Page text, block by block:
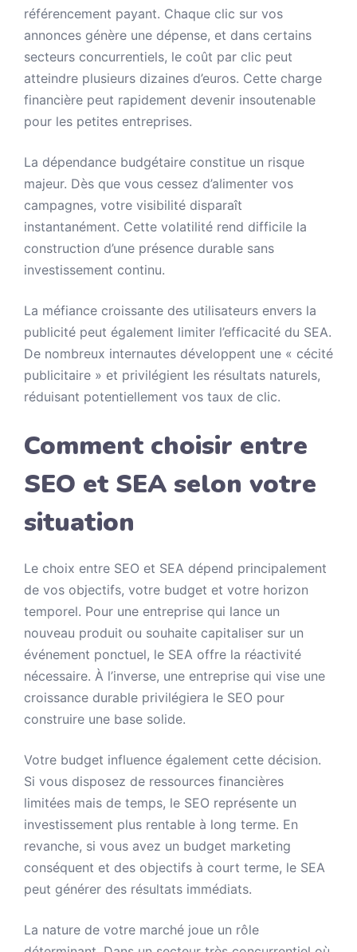
référencement payant. Chaque clic sur vos
annonces génère une dépense, et dans certains
secteurs concurrentiels, le coût par clic peut
atteindre plusieurs dizaines d’euros. Cette charge
financière peut rapidement devenir insoutenable
pour les petites entreprises.
La dépendance budgétaire constitue un risque
majeur. Dès que vous cessez d’alimenter vos
campagnes, votre visibilité disparaît
instantanément. Cette volatilité rend difficile la
construction d’une présence durable sans
investissement continu.
La méfiance croissante des utilisateurs envers la
publicité peut également limiter l’efficacité du SEA.
De nombreux internautes développent une « cécité
publicitaire » et privilégient les résultats naturels,
réduisant potentiellement vos taux de clic.
Comment choisir entre
SEO et SEA selon votre
situation
Le choix entre SEO et SEA dépend principalement
de vos objectifs, votre budget et votre horizon
temporel. Pour une entreprise qui lance un
nouveau produit ou souhaite capitaliser sur un
événement ponctuel, le SEA offre la réactivité
nécessaire. À l’inverse, une entreprise qui vise une
croissance durable privilégiera le SEO pour
construire une base solide.
Votre budget influence également cette décision.
Si vous disposez de ressources financières
limitées mais de temps, le SEO représente un
investissement plus rentable à long terme. En
revanche, si vous avez un budget marketing
conséquent et des objectifs à court terme, le SEA
peut générer des résultats immédiats.
La nature de votre marché joue un rôle